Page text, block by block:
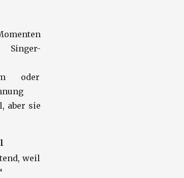
oder
aber sie
weil